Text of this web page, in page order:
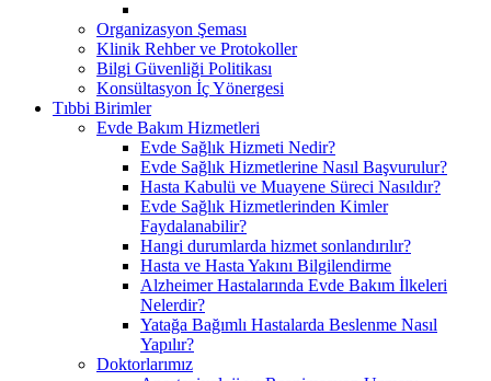
Organizasyon Şeması
Klinik Rehber ve Protokoller
Bilgi Güvenliği Politikası
Konsültasyon İç Yönergesi
Tıbbi Birimler
Evde Bakım Hizmetleri
Evde Sağlık Hizmeti Nedir?
Evde Sağlık Hizmetlerine Nasıl Başvurulur?
Hasta Kabulü ve Muayene Süreci Nasıldır?
Evde Sağlık Hizmetlerinden Kimler
Faydalanabilir?
Hangi durumlarda hizmet sonlandırılır?
Hasta ve Hasta Yakını Bilgilendirme
Alzheimer Hastalarında Evde Bakım İlkeleri
Nelerdir?
Yatağa Bağımlı Hastalarda Beslenme Nasıl
Yapılır?
Doktorlarımız